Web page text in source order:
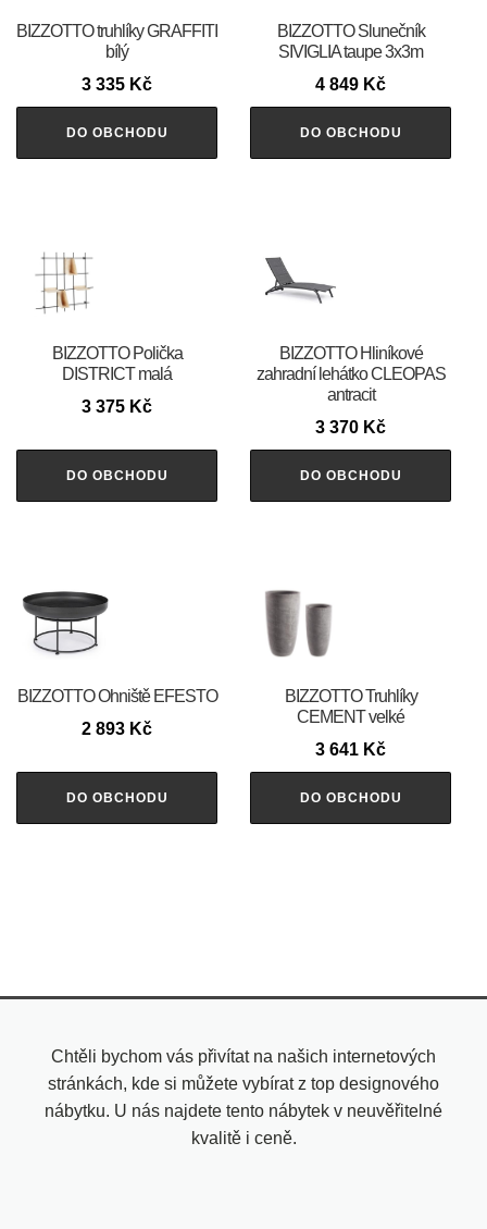
BIZZOTTO truhlíky GRAFFITI
bílý
3 335 Kč
DO OBCHODU
BIZZOTTO Slunečník
SIVIGLIA taupe 3x3m
4 849 Kč
DO OBCHODU
BIZZOTTO Polička
DISTRICT malá
3 375 Kč
DO OBCHODU
BIZZOTTO Hliníkové
zahradní lehátko CLEOPAS
antracit
3 370 Kč
DO OBCHODU
BIZZOTTO Ohniště EFESTO
2 893 Kč
DO OBCHODU
BIZZOTTO Truhlíky
CEMENT velké
3 641 Kč
DO OBCHODU
Chtěli bychom vás přivítat na našich internetových
stránkách, kde si můžete vybírat z top designového
nábytku. U nás najdete tento nábytek v neuvěřitelné
kvalitě i ceně.